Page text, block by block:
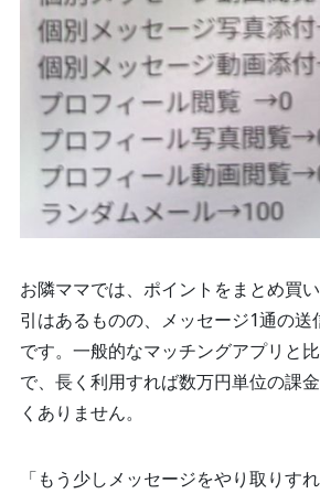
お隣ママでは、ポイントをまとめ買
引はあるものの、メッセージ1通の
です。一般的なマッチングアプリと
で、長く利用すれば数万円単位の課
くありません。
「もう少しメッセージをやり取りす